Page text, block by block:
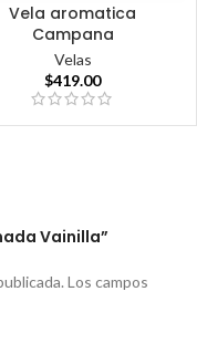
Vela aromatica
Campana
Velas
$419.00
Vainilla”
Los campos